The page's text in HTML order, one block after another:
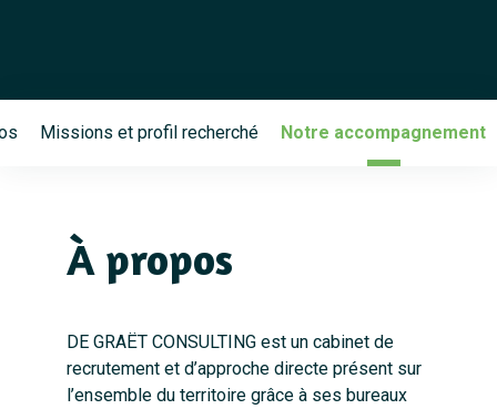
Missions et profil recherché Notre accompagnement
À propos
DE GRAËT CONSULTING est un cabinet de
recrutement et d’approche directe présent sur
l’ensemble du territoire grâce à ses bureaux